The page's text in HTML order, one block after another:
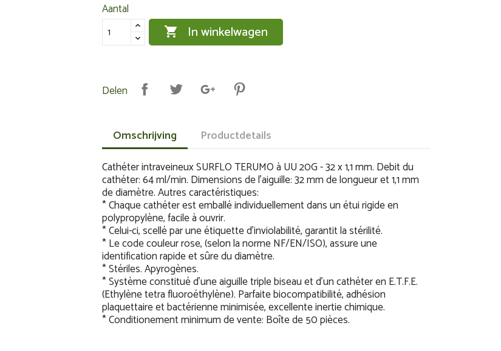
Aantal
 In winkelwagen
Delen
Omschrijving Productdetails
Cathéter intraveineux SURFLO TERUMO à UU 20G - 32 x 1,1 mm. Debit du
cathéter: 64 ml/min. Dimensions de l'aiguille: 32 mm de longueur et 1,1 mm
de diamètre. Autres caractéristiques:
* Chaque cathéter est emballé individuellement dans un étui rigide en
polypropylène, facile à ouvrir.
* Celui-ci, scellé par une étiquette d'inviolabilité, garantit la stérilité.
* Le code couleur rose, (selon la norme NF/EN/ISO), assure une
identification rapide et sûre du diamètre.
* Stériles. Apyrogènes.
* Système constitué d'une aiguille triple biseau et d'un cathéter en E.T.F.E.
(Ethylène tetra fluoroéthylène). Parfaite biocompatibilité, adhésion
plaquettaire et bactérienne minimisée, excellente inertie chimique.
* Conditionement minimum de vente: Boîte de 50 pièces.